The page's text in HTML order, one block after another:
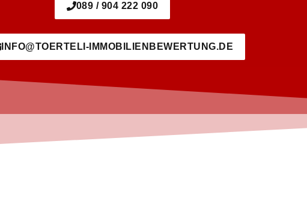
089 / 904 222 090
INFO@TOERTELI-IMMOBILIENBEWERTUNG.DE